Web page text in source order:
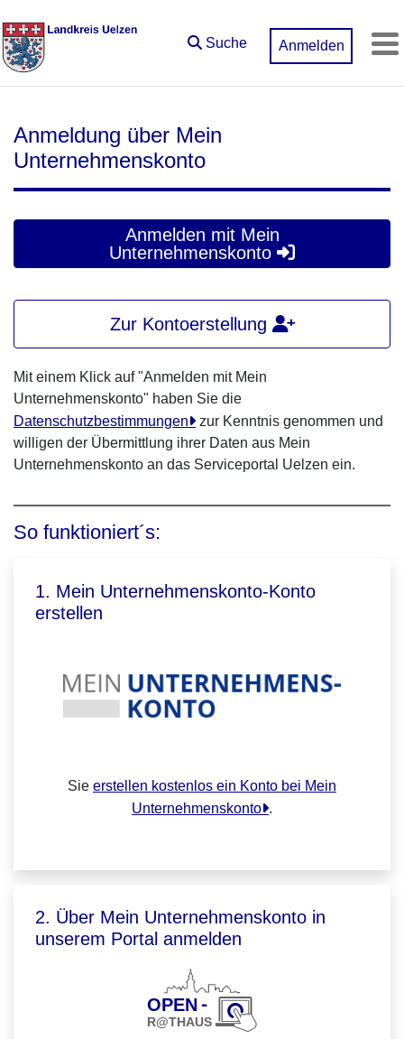
Suche Anmelden
Anmeldung über Mein
Unternehmenskonto
Anmelden mit Mein
Unternehmenskonto
Zur Kontoerstellung
Mit einem Klick auf "Anmelden mit Mein
Unternehmenskonto" haben Sie die
Datenschutzbestimmungen
zur Kenntnis genommen und
willigen der Übermittlung ihrer Daten aus Mein
Unternehmenskonto an das Serviceportal Uelzen ein.
So funktioniert´s:
1. Mein Unternehmenskonto-Konto
erstellen
Sie erstellen kostenlos ein Konto bei Mein
Unternehmenskonto .
2. Über Mein Unternehmenskonto in
unserem Portal anmelden